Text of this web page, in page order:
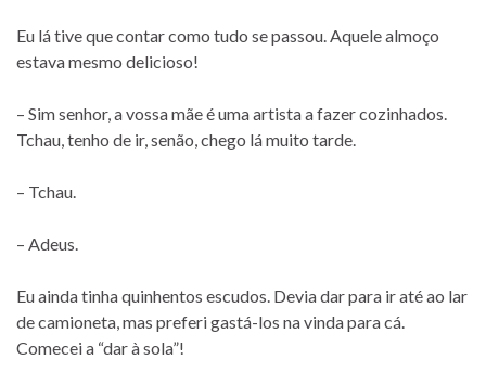
Eu lá tive que contar como tudo se passou. Aquele almoço
estava mesmo delicioso!
– Sim senhor, a vossa mãe é uma artista a fazer cozinhados.
Tchau, tenho de ir, senão, chego lá muito tarde.
– Tchau.
– Adeus.
Eu ainda tinha quinhentos escudos. Devia dar para ir até ao lar
de camioneta, mas preferi gastá-los na vinda para cá.
Comecei a “dar à sola”!